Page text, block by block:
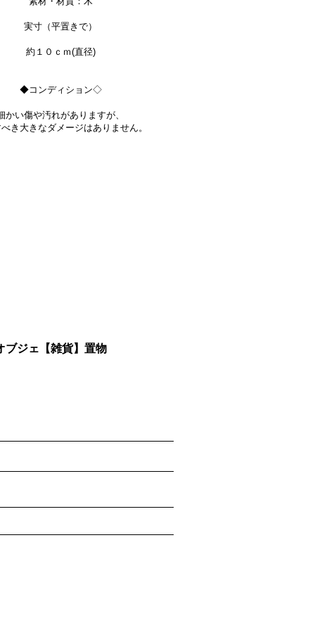
実寸（平置きで）
約１０ｃｍ(直径)
◆コンディション◇
かい傷や汚れがありますが、
き大きなダメージはありません。
ブジェ【雑貨】置物